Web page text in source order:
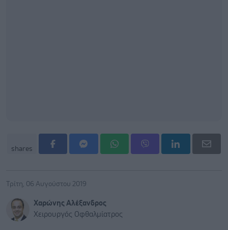
shares
Τρίτη, 06 Αυγούστου 2019
Χαρώνης Αλέξανδρος
Χειρουργός Οφθαλμίατρος